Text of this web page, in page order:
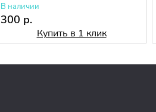
В наличии
300 р.
Купить в 1 клик